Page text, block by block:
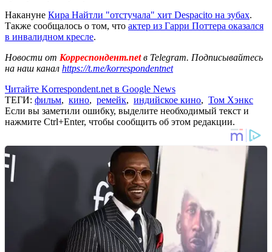
Накануне Кира Найтли "отстучала" хит Despacito на зубах.
Также сообщалось о том, что актер из Гарри Поттера оказался
в инвалидном кресле.
Новости от Корреспондент.netв Telegram. Подписывайтесь
на наш канал https://t.me/korrespondentnet
Читайте Korrespondent.net в Google News
ТЕГИ: фильм, кино, ремейк, индийское кино, Том Хэнкс
Если вы заметили ошибку, выделите необходимый текст и
нажмите Ctrl+Enter, чтобы сообщить об этом редакции.